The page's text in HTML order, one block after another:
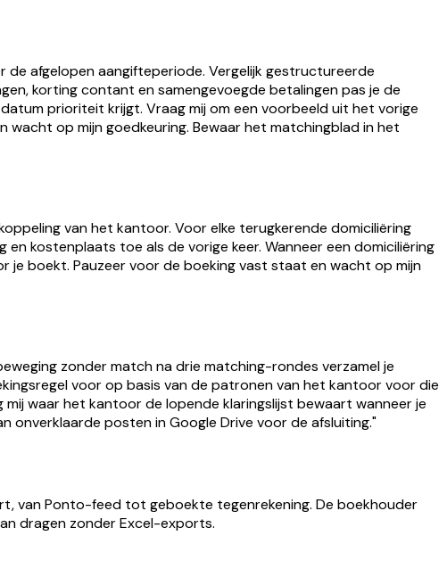
afgelopen aangifteperiode. Vergelijk gestructureerde
korting contant en samengevoegde betalingen pas je de
prioriteit krijgt. Vraag mij om een voorbeeld uit het vorige
op mijn goedkeuring. Bewaar het matchingblad in het
van het kantoor. Voor elke terugkerende domiciliëring
kostenplaats toe als de vorige keer. Wanneer een domiciliëring
boekt. Pauzeer voor de boeking vast staat en wacht op mijn
zonder match na drie matching-rondes verzamel je
voor op basis van de patronen van het kantoor voor die
waar het kantoor de lopende klaringslijst bewaart wanneer je
onverklaarde posten in Google Drive voor de afsluiting."
van Ponto-feed tot geboekte tegenrekening. De boekhouder
dragen zonder Excel-exports.